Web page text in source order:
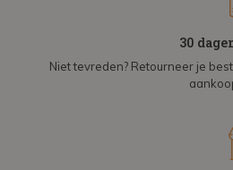
30
Niet tevreden? Retourneer je